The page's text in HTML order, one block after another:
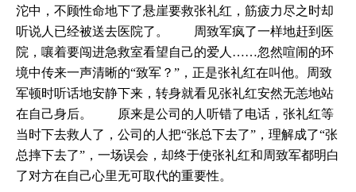
沱中，不顾性命地下了悬崖要救张礼红，筋疲力尽之时却
听说人已经被送去医院了。 周致军疯了一样地赶到医
院，嚷着要闯进急救室看望自己的爱人……忽然喧闹的环
境中传来一声清晰的“致军？”，正是张礼红在叫他。周致
军顿时听话地安静下来，转身就看见张礼红安然无恙地站
在自己身后。 原来是公司的人听错了电话，张礼红等
当时下去救人了，公司的人把“张总下去了”，理解成了“张
总摔下去了”，一场误会，却终于使张礼红和周致军都明白
了对方在自己心里无可取代的重要性。